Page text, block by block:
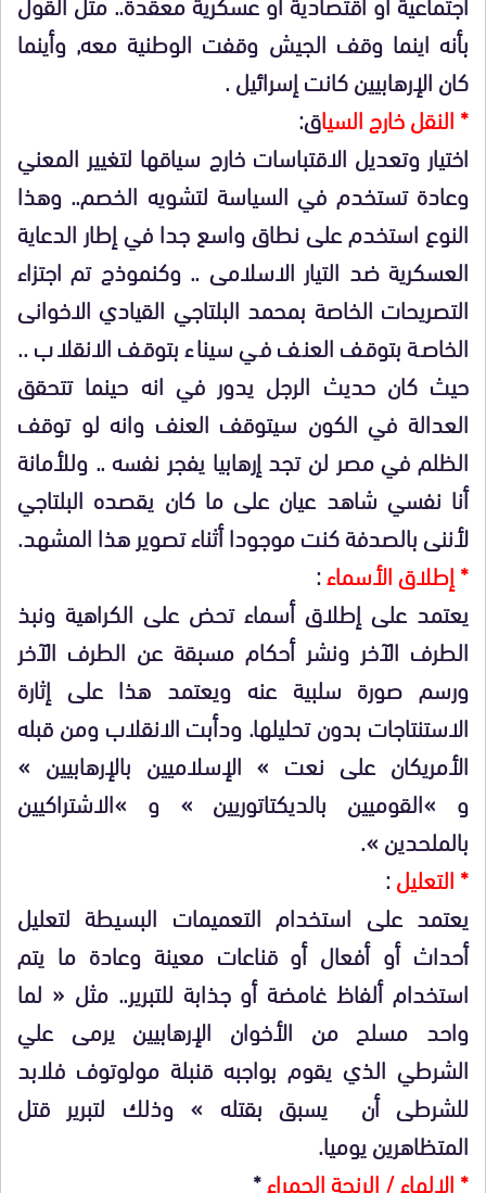
بأنه اينما وقف الجيش وقفت الوطنية معه, وأينما
كان الإرهابيين كانت إسرائيل .
* النقل خارج السياق:
اختيار وتعديل الاقتباسات خارج سياقها لتغيير المعني
وعادة تستخدم في السياسة لتشويه الخصم.. وهذا
النوع استخدم على نطاق واسع جدا في إطار الدعاية
العسكرية ضد التيار الاسلامى .. وكنموذج تم اجتزاء
التصريحات الخاصة بمحمد البلتاجي القيادي الاخوانى
الخاصة بتوقف العنف في سيناء بتوقف الانقلاب ..
حيث كان حديث الرجل يدور في انه حينما تتحقق
العدالة في الكون سيتوقف العنف وانه لو توقف
الظلم في مصر لن تجد إرهابيا يفجر نفسه .. وللأمانة
أنا نفسي شاهد عيان على ما كان يقصده البلتاجي
لأننى بالصدفة كنت موجودا أثناء تصوير هذا المشهد.
* إطلاق الأسماء:
يعتمد على إطلاق أسماء تحض على الكراهية ونبذ
الطرف الآخر ونشر أحكام مسبقة عن الطرف الآخر
ورسم صورة سلبية عنه ويعتمد هذا على إثارة
الاستنتاجات بدون تحليلها. ودأبت الانقلاب ومن قبله
الأمريكان على نعت » الإسلاميين بالإرهابيين »
و »القوميين بالديكتاتوريين » و »الاشتراكيين
بالملحدين ».
* التعليل:
يعتمد على استخدام التعميمات البسيطة لتعليل
أحداث أو أفعال أو قناعات معينة وعادة ما يتم
استخدام ألفاظ غامضة أو جذابة للتبرير.. مثل « لما
واحد مسلح من الأخوان الإرهابيين يرمى علي
الشرطي الذي يقوم بواجبه قنبلة مولوتوف فلابد
للشرطى أن يسبق بقتله » وذلك لتبرير قتل
المتظاهرين يوميا.
* الإلهاء / الرنجة الحمراء*